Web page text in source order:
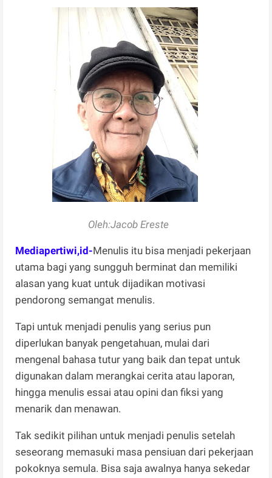
Oleh:Jacob Ereste
Mediapertiwi,id-Menulis itu bisa menjadi pekerjaan
utama bagi yang sungguh berminat dan memiliki
alasan yang kuat untuk dijadikan motivasi
pendorong semangat menulis.
Tapi untuk menjadi penulis yang serius pun
diperlukan banyak pengetahuan, mulai dari
mengenal bahasa tutur yang baik dan tepat untuk
digunakan dalam merangkai cerita atau laporan,
hingga menulis essai atau opini dan fiksi yang
menarik dan menawan.
Tak sedikit pilihan untuk menjadi penulis setelah
seseorang memasuki masa pensiuan dari pekerjaan
pokoknya semula. Bisa saja awalnya hanya sekedar